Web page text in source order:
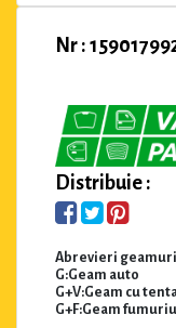
Nr :
Distribuie :
Abrevieri
G:Geam auto
G+V:Geam cu
G+F:Geam fumuriu